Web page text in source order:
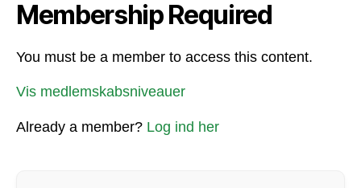
Membership Required
You must be a member to access this content.
Vis medlemskabsniveauer
Already a member? Log ind her